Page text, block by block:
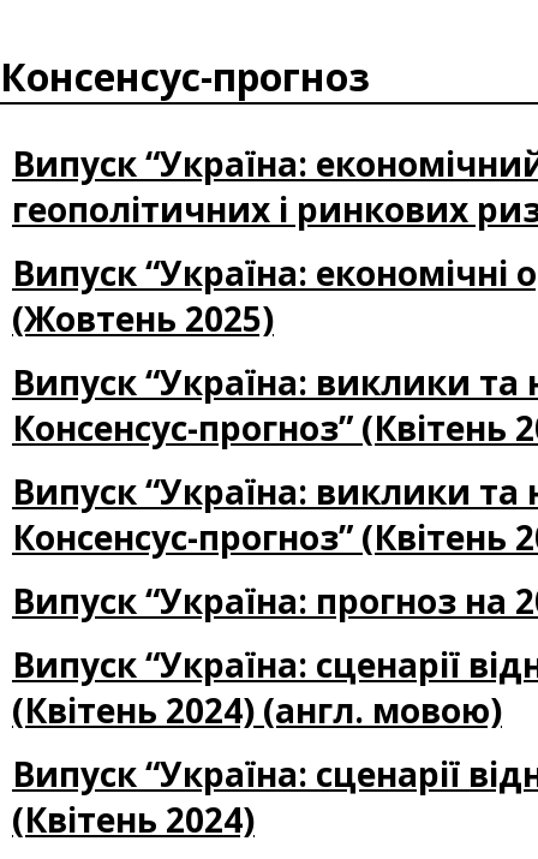
Консенсус-прогноз
Випуск “Україна:
геополітичних і ринкових
Випуск “Україна: економічні
(Жовтень 2025)
Випуск “Україна: виклики
Консенсус-прогноз” (Квітень
Випуск “Україна: виклики
Консенсус-прогноз” (Квітень
Випуск “Україна: прогноз на
Випуск “Україна: сценарії
(Квітень 2024) (англ. мовою)
Випуск “Україна: сценарії
(Квітень 2024)